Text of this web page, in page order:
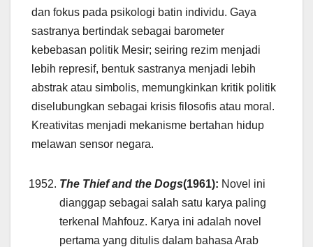
dan fokus pada psikologi batin individu. Gaya
sastranya bertindak sebagai barometer
kebebasan politik Mesir; seiring rezim menjadi
lebih represif, bentuk sastranya menjadi lebih
abstrak atau simbolis, memungkinkan kritik politik
diselubungkan sebagai krisis filosofis atau moral.
Kreativitas menjadi mekanisme bertahan hidup
melawan sensor negara.
The Thief and the Dogs(1961): Novel ini
dianggap sebagai salah satu karya paling
terkenal Mahfouz. Karya ini adalah novel
pertama yang ditulis dalam bahasa Arab